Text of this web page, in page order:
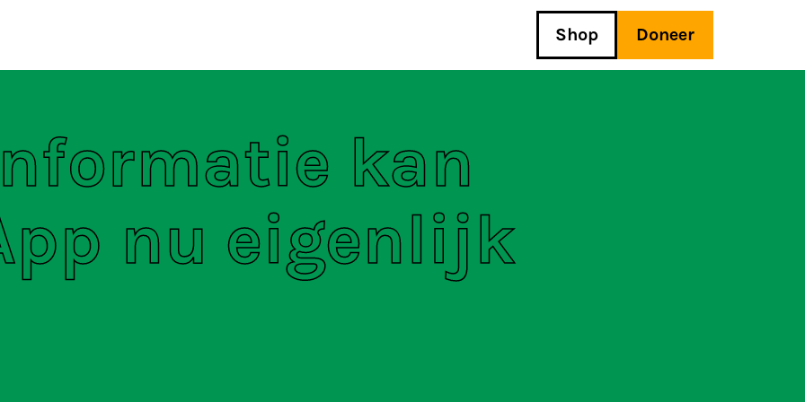
Shop Doneer
kan
nu eigenlijk